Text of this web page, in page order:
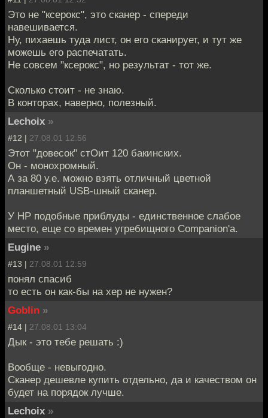
Это не "ксерокс", это сканер - спереди
навешивается.
Ну, пихаешь туда лист, он его сканирует, и тут же
можешь его распечатать.
Не совсем "ксерокс", но результат - тот же.
Сколько стоит - не знаю.
В конторах, наверно, полезный.
Lechoix »
#12 | 27.08.01 12:56
Этот "довесок" стОит 120 бакинских.
Он - монохромный.
А за 80 у.е. можно взять отличный цветной
планшетный USB-шный сканер.
У HP подобные приблуды - единственное слабое
место, еще со времен угребищного Companion'а.
Eugine »
#13 | 27.08.01 12:59
понял спасиб
то есть он как-бы на хер не нужен?
Goblin »
#14 | 27.08.01 13:04
Дык - это тебе решать :)
Вообще - невыгодно.
Сканер дешевле купить отдельно, да и качеством он
будет на порядок лучше.
Lechoix »